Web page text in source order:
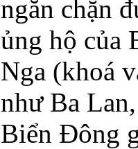
ngăn chặn
ủng hộ của
Nga (khoá
như Ba
Biển Đông